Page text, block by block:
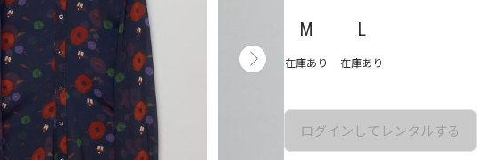
M
在庫あり
L
在庫あり
ログインしてレンタルする